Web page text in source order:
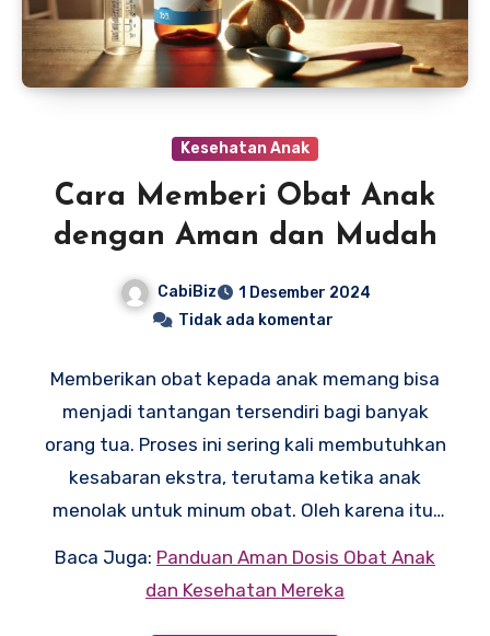
Kesehatan Anak
Cara Memberi Obat Anak
dengan Aman dan Mudah
CabiBiz
1 Desember 2024
Tidak ada komentar
Memberikan obat kepada anak memang bisa
menjadi tantangan tersendiri bagi banyak
orang tua. Proses ini sering kali membutuhkan
kesabaran ekstra, terutama ketika anak
menolak untuk minum obat. Oleh karena itu,
Baca Juga: Panduan Aman Dosis Obat Anak
dan Kesehatan Mereka